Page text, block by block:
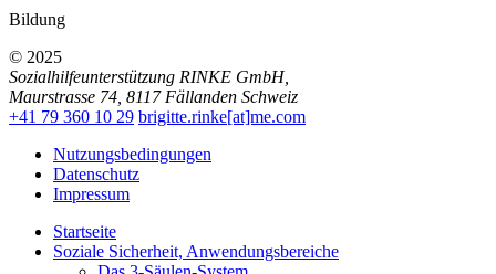
Bildung
© 2025
Sozialhilfeunterstützung RINKE GmbH,
Maurstrasse 74 8117 Fällanden Schweiz
+41 79 360 10 29 brigitte.rinke[at]me.com
Nutzungsbedingungen
Datenschutz
Impressum
Startseite
Soziale Sicherheit, Anwendungsbereiche